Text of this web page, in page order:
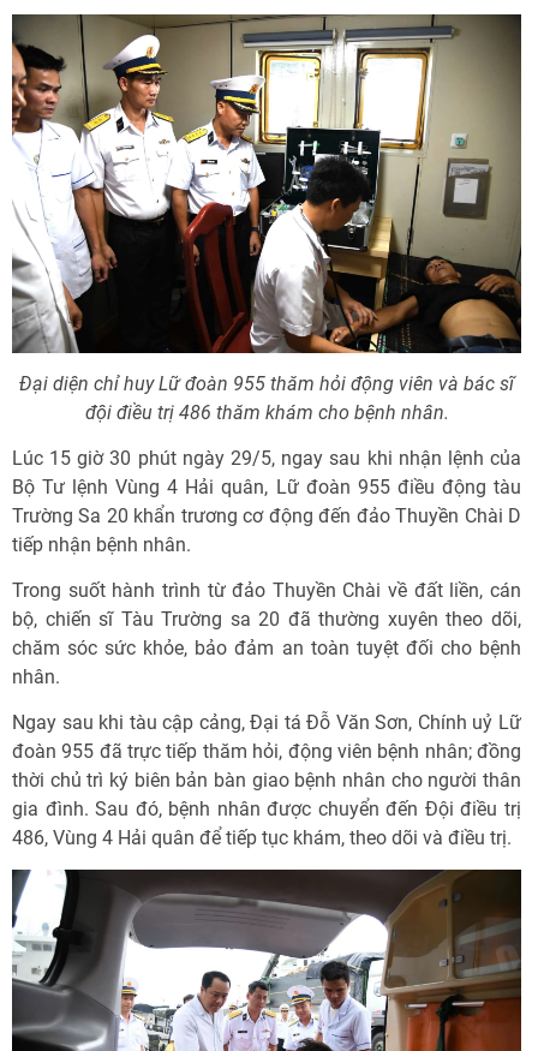
Đại diện chỉ huy Lữ đoàn 955 thăm hỏi động viên và bác sĩ
đội điều trị 486 thăm khám cho bệnh nhân.
Lúc 15 giờ 30 phút ngày 29/5, ngay sau khi nhận lệnh của
Bộ Tư lệnh Vùng 4 Hải quân, Lữ đoàn 955 điều động tàu
Trường Sa 20 khẩn trương cơ động đến đảo Thuyền Chài D
tiếp nhận bệnh nhân.
Trong suốt hành trình từ đảo Thuyền Chài về đất liền, cán
bộ, chiến sĩ Tàu Trường sa 20 đã thường xuyên theo dõi,
chăm sóc sức khỏe, bảo đảm an toàn tuyệt đối cho bệnh
nhân.
Ngay sau khi tàu cập cảng, Đại tá Đỗ Văn Sơn, Chính uỷ Lữ
đoàn 955 đã trực tiếp thăm hỏi, động viên bệnh nhân; đồng
thời chủ trì ký biên bản bàn giao bệnh nhân cho người thân
gia đình. Sau đó, bệnh nhân được chuyển đến Đội điều trị
486, Vùng 4 Hải quân để tiếp tục khám, theo dõi và điều trị.